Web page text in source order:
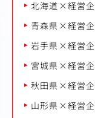
北海道×経営企
青森県×経営
岩手県×経営企
宮城県×経営
秋田県×経営企
山形県×経営